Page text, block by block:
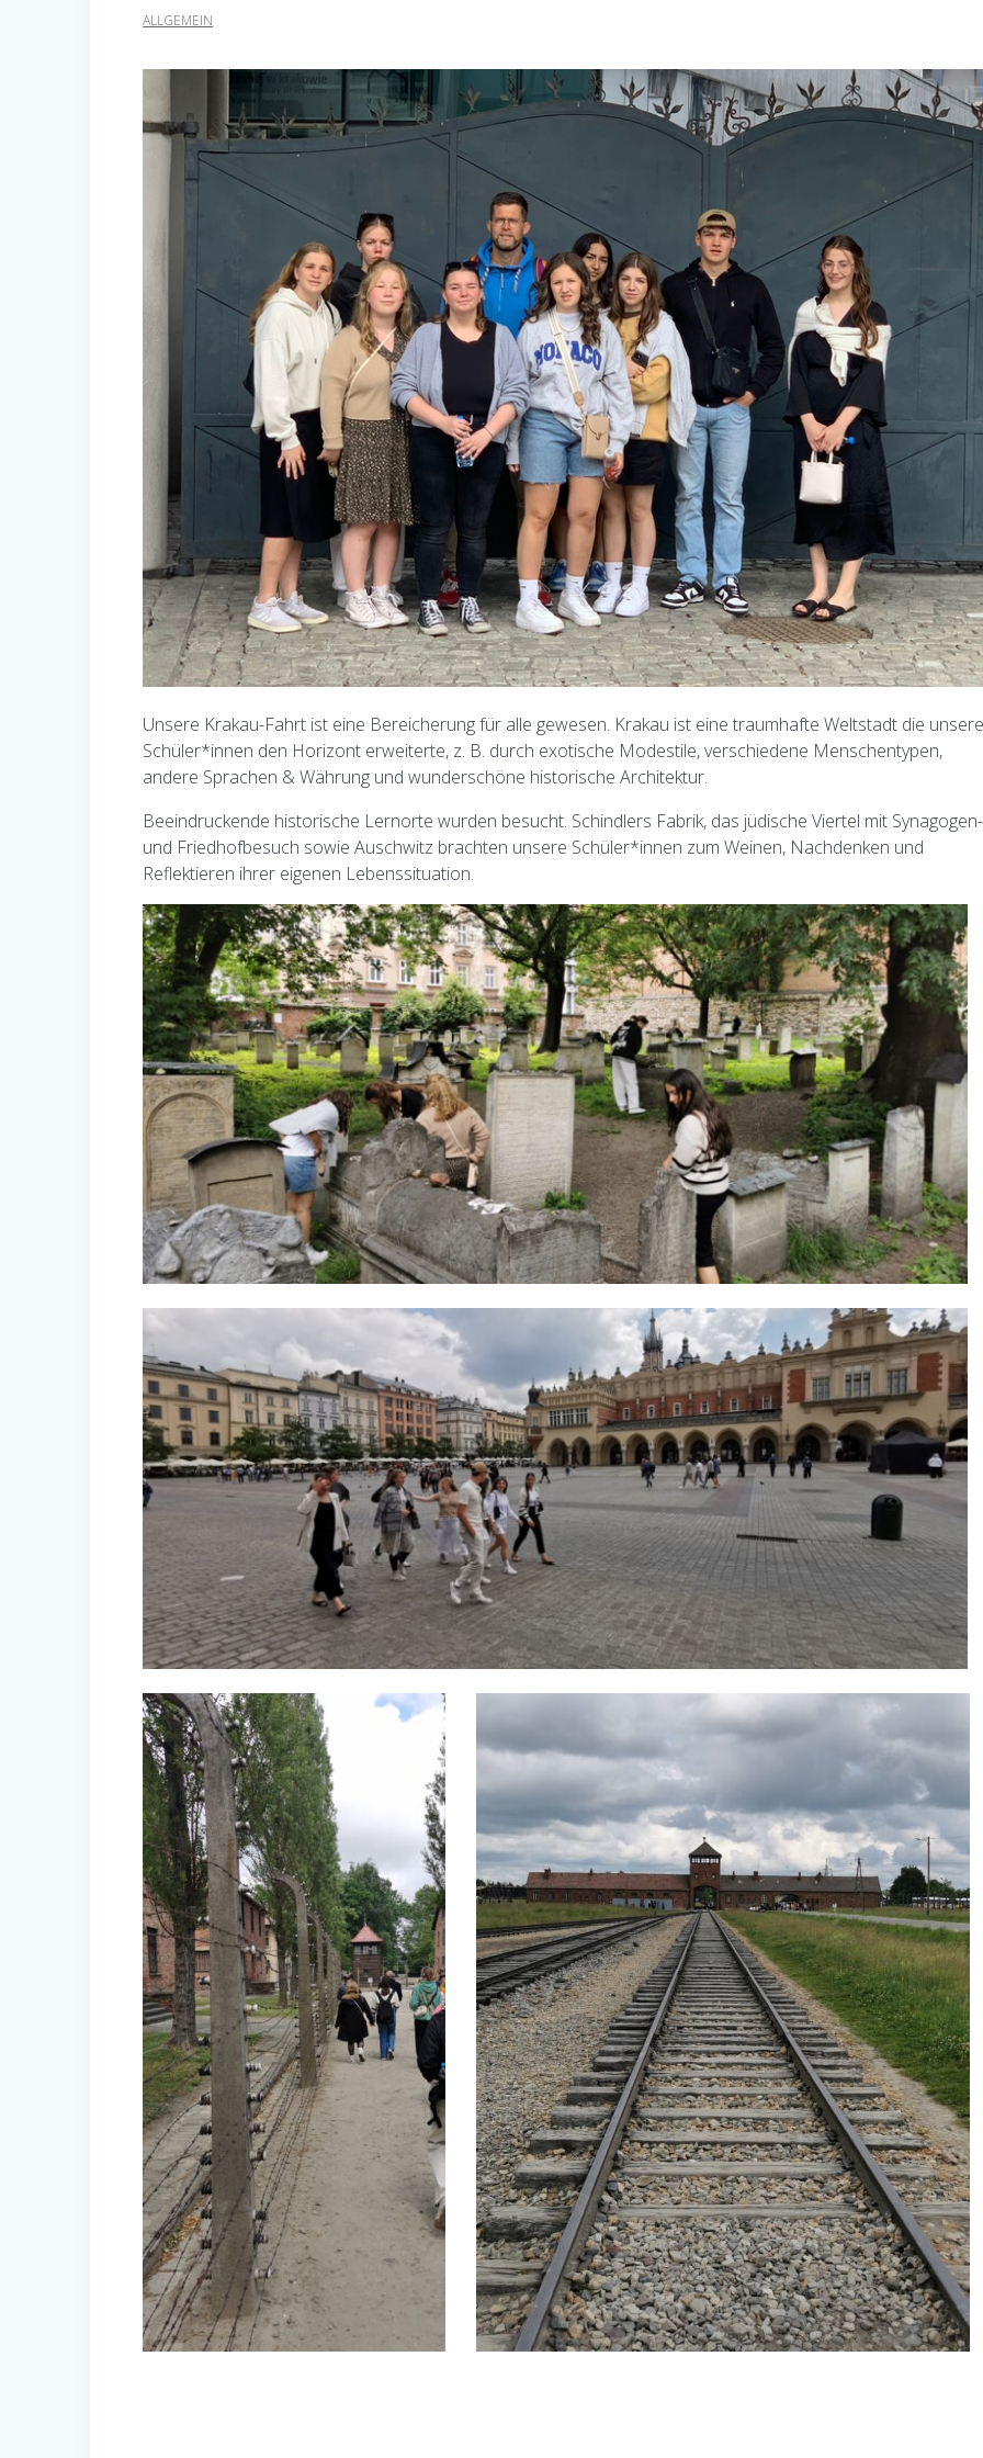
ALLGEMEIN
Unsere Krakau-Fahrt ist eine Bereicherung für alle gewesen. Krakau ist eine traumhafte Weltstadt die
Schüler*innen den Horizont erweiterte, z. B. durch exotische Modestile, verschiedene Menschentypen,
andere Sprachen & Währung und wunderschöne historische Architektur.
Beeindruckende historische Lernorte wurden besucht. Schindlers Fabrik, das jüdische Viertel mit Synagogen-
und Friedhofbesuch sowie Auschwitz brachten unsere Schüler*innen zum Weinen, Nachdenken und
Reflektieren ihrer eigenen Lebenssituation.